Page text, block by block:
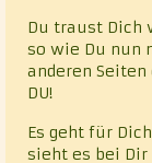
Du traust Dich
so wie Du nun
anderen
DU!
Es geht für
sieht es bei Dir